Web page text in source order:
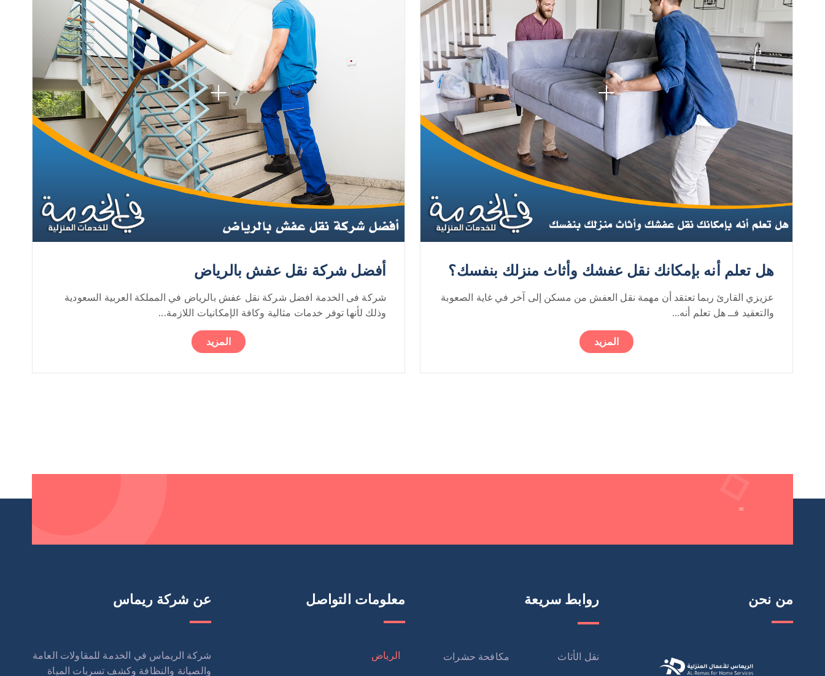
هل تعلم أنه بإمكانك نقل عفشك وأثاث منزلك بنفسك؟
عزيزي القارئ ربما تعتقد أن مهمة نقل العفش من مسكن إلى آخر في غاية الصعوبة
والتعقيد فــ هل تعلم أنه...
المزيد
أفضل شركة نقل عفش بالرياض
شركة فى الخدمة افضل شركة نقل عفش بالرياض في المملكة العربية السعودية
وذلك لأنها توفر خدمات مثالية وكافة الإمكانيات اللازمة...
المزيد
=
من نحن روابط سريعة
نقل الأثاث مكافحة حشرات
معلومات التواصل
الرياض
عن شركة ريماس
شركة الريماس في الخدمة للمقاولات العامة
والصيانة والنظافة وكشف تسربات المياة